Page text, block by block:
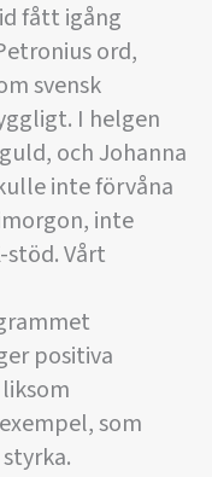
fått igång
ord,
svensk
I helgen
och Johanna
inte förvåna
inte
Vårt
positiva
som